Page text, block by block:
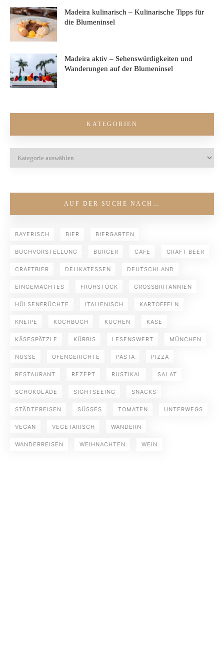
Madeira kulinarisch – Kulinarische Tipps für
die Blumeninsel
Madeira aktiv – Sehenswürdigkeiten und
Wanderungen auf der Blumeninsel
KATEGORIEN
AUF DER SUCHE NACH…
BAYERISCH BIER BIERGARTEN
BUCHVORSTELLUNG BURGER CAFE CRAFT BEER
CRAFTBIER DELIKATESSEN DEUTSCHLAND
EINGEMACHTES FRÜHSTÜCK GROSSBRITANNIEN
HÜLSENFRÜCHTE ITALIENISCH KARTOFFELN
KNEIPE KOCHBUCH KUCHEN KÄSE
KÄSESPÄTZLE KÜRBIS LESENSWERT MÜNCHEN
NÜSSE OFENGERICHTE PASTA PIZZA
RESTAURANT REZEPT RUSTIKAL SALAT
SCHOKOLADE SIGHTSEEING SNACKS
STÄDTEREISEN SÜSSES TOMATEN UNTERWEGS
VEGAN VEGETARISCH WANDERN
WANDERREISEN WEIHNACHTEN WEIN